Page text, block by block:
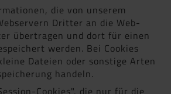
die von unserem
Dritter an die Web-
übertragen und dort für einen
werden. Bei Cookies
Dateien oder sonstige Arten
handeln.
Cookies", die nur für die